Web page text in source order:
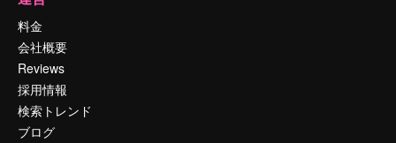
料金
会社概要
Reviews
採用情報
検索トレンド
ブログ